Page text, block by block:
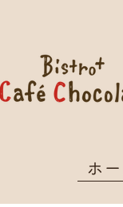
ホ